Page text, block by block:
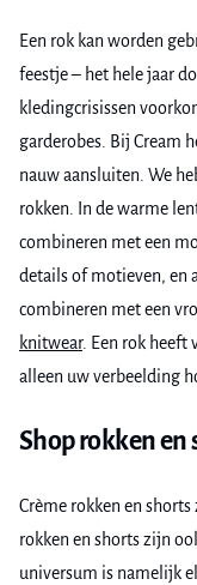
Een rok kan worden
feestje – het hele jaar
kledingcrisissen
garderobes. Bij Cream
nauw aansluiten. We
rokken. In de warme
combineren met een
details of motieven, en
combineren met een
knitwear. Een rok heeft
alleen uw verbeelding
Shop rokken en
Crème rokken en
rokken en shorts zijn
universum is namelijk